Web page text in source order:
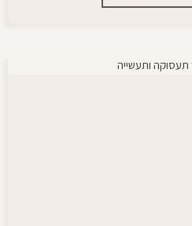
ותעשייה